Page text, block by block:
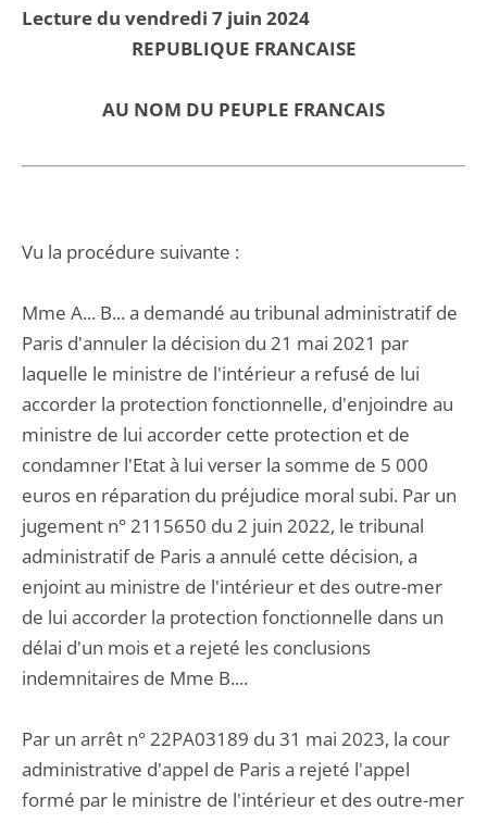
Lecture du vendredi 7 juin 2024
REPUBLIQUE FRANCAISE
AU NOM DU PEUPLE FRANCAIS
Vu la procédure suivante :
Mme A... B... a demandé au tribunal administratif de
Paris d'annuler la décision du 21 mai 2021 par
laquelle le ministre de l'intérieur a refusé de lui
accorder la protection fonctionnelle, d'enjoindre au
ministre de lui accorder cette protection et de
condamner l'Etat à lui verser la somme de 5 000
euros en réparation du préjudice moral subi. Par un
jugement n° 2115650 du 2 juin 2022, le tribunal
administratif de Paris a annulé cette décision, a
enjoint au ministre de l'intérieur et des outre-mer
de lui accorder la protection fonctionnelle dans un
délai d'un mois et a rejeté les conclusions
indemnitaires de Mme B....
Par un arrêt n° 22PA03189 du 31 mai 2023, la cour
administrative d'appel de Paris a rejeté l'appel
formé par le ministre de l'intérieur et des outre-mer